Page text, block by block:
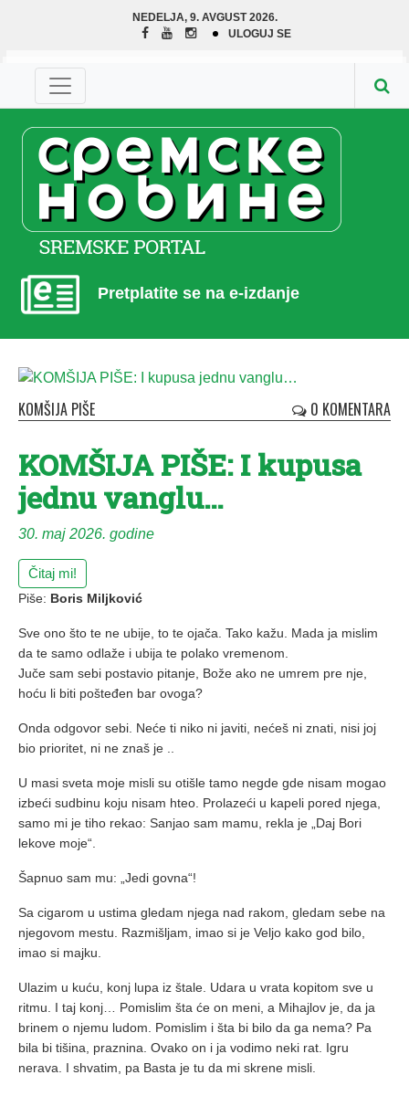
NEDELJA, 9. AVGUST 2026.
ULOGUJ SE
Pretplatite se na e-izdanje
KOMŠIJA PIŠE 0 KOMENTARA
KOMŠIJA PIŠE: I kupusa
jednu vanglu…
30. maj 2026. godine
Čitaj mi!
Piše: Boris Miljković
Sve ono što te ne ubije, to te ojača. Tako kažu. Mada ja mislim
da te samo odlaže i ubija te polako vremenom.
Juče sam sebi postavio pitanje, Bože ako ne umrem pre nje,
hoću li biti pošteđen bar ovoga?
Onda odgovor sebi. Neće ti niko ni javiti, nećeš ni znati, nisi joj
bio prioritet, ni ne znaš je ..
U masi sveta moje misli su otišle tamo negde gde nisam mogao
izbeći sudbinu koju nisam hteo. Prolazeći u kapeli pored njega,
samo mi je tiho rekao: Sanjao sam mamu, rekla je „Daj Bori
lekove moje“.
Šapnuo sam mu: „Jedi govna“!
Sa cigarom u ustima gledam njega nad rakom, gledam sebe na
njegovom mestu. Razmišljam, imao si je Veljo kako god bilo,
imao si majku.
Ulazim u kuću, konj lupa iz štale. Udara u vrata kopitom sve u
ritmu. I taj konj… Pomislim šta će on meni, a Mihajlov je, da ja
brinem o njemu ludom. Pomislim i šta bi bilo da ga nema? Pa
bila bi tišina, praznina. Ovako on i ja vodimo neki rat. Igru
nerava. I shvatim, pa Basta je tu da mi skrene misli.